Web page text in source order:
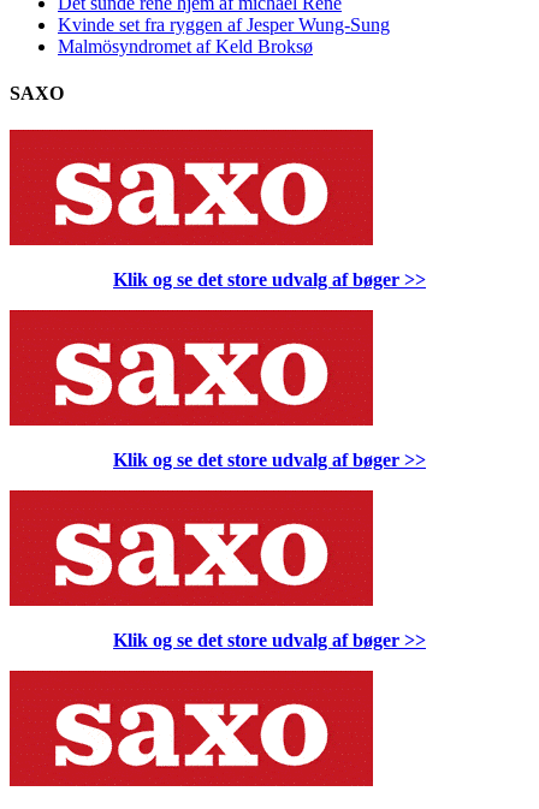
Kvinde set fra ryggen af Jesper Wung-Sung
Malmösyndromet af Keld Broksø
SAXO
Klik og se det store udvalg af bøger >>
Klik og se det store udvalg af bøger >>
Klik og se det store udvalg af bøger >>